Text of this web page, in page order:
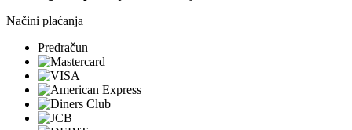
Načini plaćanja
Predračun